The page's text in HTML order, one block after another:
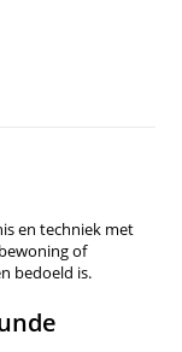
en techniek met
of
bedoeld is.